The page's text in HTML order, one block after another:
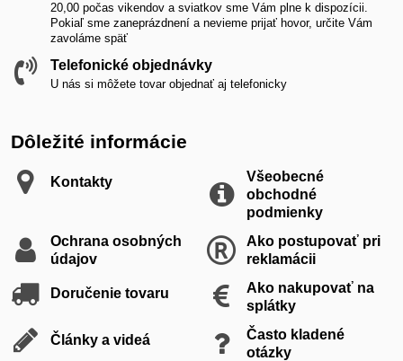
20,00 počas vikendov a sviatkov sme Vám plne k dispozícii.
Pokiaľ sme zaneprázdnení a nevieme prijať hovor, určite Vám
zavoláme späť
Telefonické objednávky
U nás si môžete tovar objednať aj telefonicky
Dôležité informácie
Kontakty
Všeobecné
obchodné
podmienky
Ochrana osobných
údajov
Ako postupovať pri
reklamácii
Doručenie tovaru
Ako nakupovať na
splátky
Články a videá
Často kladené
otázky